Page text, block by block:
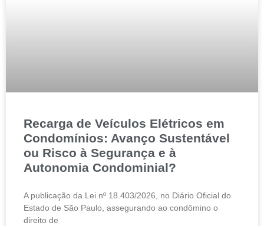
Recarga de Veículos Elétricos em
Condomínios: Avanço Sustentável
ou Risco à Segurança e à
Autonomia Condominial?
A publicação da Lei nº 18.403/2026, no Diário Oficial do
Estado de São Paulo, assegurando ao condômino o
direito de